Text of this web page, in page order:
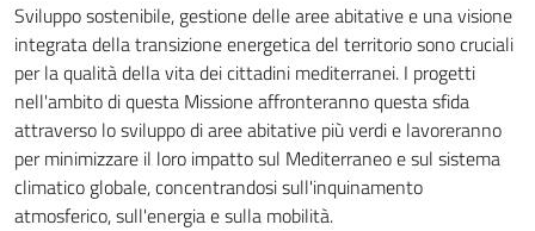
Sviluppo sostenibile, gestione delle aree abitative e una visione
integrata della transizione energetica del territorio sono cruciali
per la qualità della vita dei cittadini mediterranei. I progetti
nell'ambito di questa Missione affronteranno questa sfida
attraverso lo sviluppo di aree abitative più verdi e lavoreranno
per minimizzare il loro impatto sul Mediterraneo e sul sistema
climatico globale, concentrandosi sull'inquinamento
atmosferico, sull'energia e sulla mobilità.